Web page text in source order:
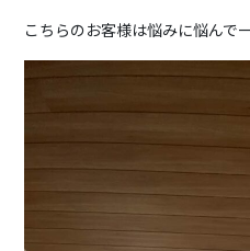
こちらのお客様は悩みに悩んで